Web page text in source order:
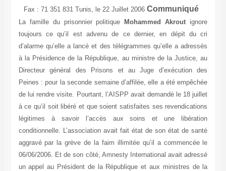
Fax : 71 351 831 Tunis, le 22 Juillet 2006 Communiqué
La famille du prisonnier politique Mohammed Akrout ignore
toujours ce qu’il est advenu de ce dernier, en dépit du cri
d’alarme qu’elle a lancé et des télégrammes qu’elle a adressés
à la Présidence de la République, au ministre de la Justice, au
Directeur général des Prisons et au Juge d’exécution des
Peines : pour la seconde semaine d’affilée, elle a été empêchée
de lui rendre visite. Pourtant, l’AISPP avait demandé le 18 juillet
à ce qu’il soit libéré et que soient satisfaites ses revendications
légitimes à savoir l’accès aux soins et une libération
conditionnelle. L’association avait fait état de son état de santé
aggravé par la grève de la faim illimitée qu’il a commencée le
06/06/2006. Et de son côté, Amnesty International avait adressé
un appel au Président de la République et aux ministres de la